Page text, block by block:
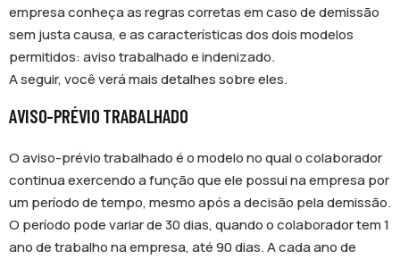
empresa conheça as regras corretas em caso de demissão
sem justa causa, e as características dos dois modelos
permitidos: aviso trabalhado e indenizado.
A seguir, você verá mais detalhes sobre eles.
AVISO-PRÉVIO TRABALHADO
O aviso-prévio trabalhado é o modelo no qual o colaborador
continua exercendo a função que ele possui na empresa por
um período de tempo, mesmo após a decisão pela demissão.
O período pode variar de 30 dias, quando o colaborador tem 1
ano de trabalho na empresa, até 90 dias. A cada ano de